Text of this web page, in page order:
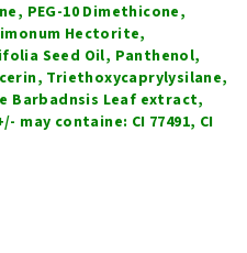
PEG-10 Dimethicone,
Hectorite,
Seed Oil, Panthenol,
Triethoxycaprylysilane,
Barbadnsis Leaf extract,
may containe: CI 77491, CI